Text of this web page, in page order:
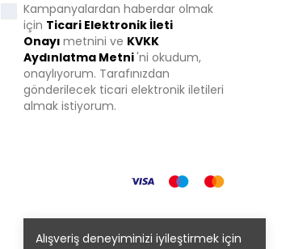
Alışveriş deneyiminizi iyileştirmek için
Kampanyalardan haberdar olmak
için Ticari Elektronik İleti
Onayı metnini ve KVKK
Aydınlatma Metni'ni okudum,
onaylıyorum. Tarafınızdan
gönderilecek ticari elektronik iletileri
almak istiyorum.